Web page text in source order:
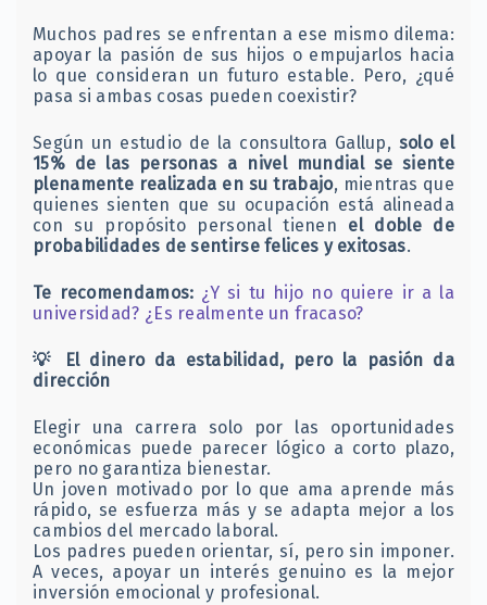
Muchos padres se enfrentan a ese mismo dilema:
apoyar la pasión de sus hijos o empujarlos hacia
lo que consideran un futuro estable. Pero, ¿qué
pasa si ambas cosas pueden coexistir?
Según un estudio de la consultora Gallup, solo el
15% de las personas a nivel mundial se siente
plenamente realizada en su trabajo, mientras que
quienes sienten que su ocupación está alineada
con su propósito personal tienen el doble de
probabilidades de sentirse felices y exitosas.
Te recomendamos: ¿Y si tu hijo no quiere ir a la
universidad? ¿Es realmente un fracaso?
💡
El dinero da estabilidad, pero la pasión da
dirección
Elegir una carrera solo por las oportunidades
económicas puede parecer lógico a corto plazo,
pero no garantiza bienestar.
Un joven motivado por lo que ama aprende más
rápido, se esfuerza más y se adapta mejor a los
cambios del mercado laboral.
Los padres pueden orientar, sí, pero sin imponer.
A veces, apoyar un interés genuino es la mejor
inversión emocional y profesional.